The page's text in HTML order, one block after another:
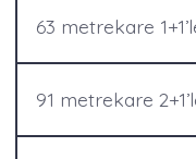
63 metrekare
91 metrekare